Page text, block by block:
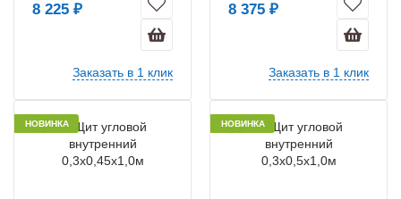
8 225 ₽
Заказать в 1 клик
8 375 ₽
Заказать в 1 клик
НОВИНКА НОВИНКА